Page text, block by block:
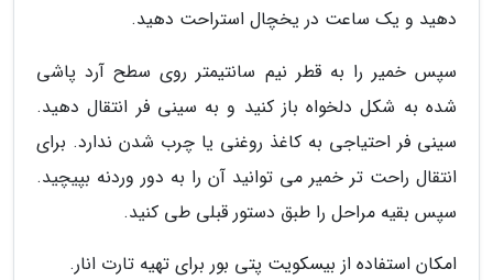
دهید و یک ساعت در یخچال استراحت دهید.
سپس خمیر را به قطر نیم سانتیمتر روی سطح آرد پاشی
شده به شکل دلخواه باز کنید و به سینی فر انتقال دهید.
سینی فر احتیاجی به کاغذ روغنی یا چرب شدن ندارد. برای
انتقال راحت تر خمیر می توانید آن را به دور وردنه بپیچید.
سپس بقیه مراحل را طبق دستور قبلی طی کنید.
امکان استفاده از بیسکویت پتی بور برای تهیه تارت انار.